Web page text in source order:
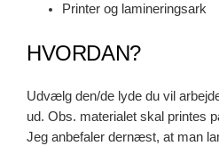
Printer og lamineringsark
HVORDAN?
Udvælg den/de lyde du vil
ud. Obs. materialet skal printes
Jeg anbefaler dernæst, at man